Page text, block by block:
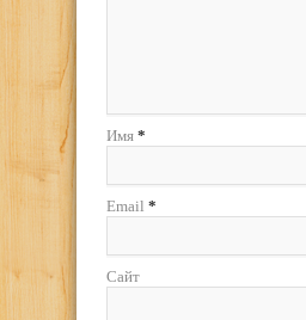
Имя *
Email *
Сайт